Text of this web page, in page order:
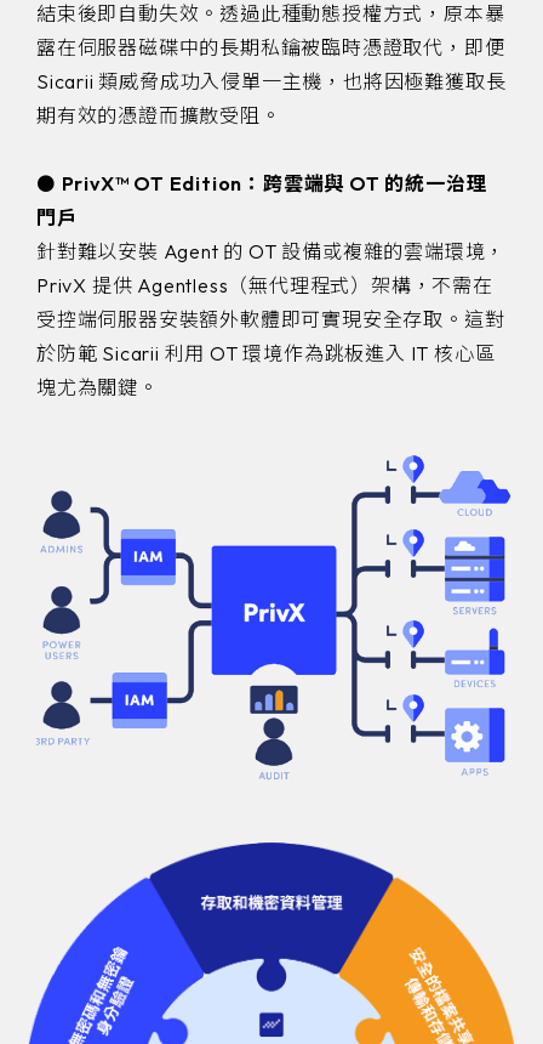
結束後即自動失效。透過此種動態授權方式，原本暴
露在伺服器磁碟中的長期私鑰被臨時憑證取代，即便
Sicarii 類威脅成功入侵單一主機，也將因極難獲取長
期有效的憑證而擴散受阻。
⚫ PrivX™ OT Edition：跨雲端與 OT 的統一治理
門戶
針對難以安裝 Agent 的 OT 設備或複雜的雲端環境，
PrivX 提供 Agentless（無代理程式）架構，不需在
受控端伺服器安裝額外軟體即可實現安全存取。這對
於防範 Sicarii 利用 OT 環境作為跳板進入 IT 核心區
塊尤為關鍵。